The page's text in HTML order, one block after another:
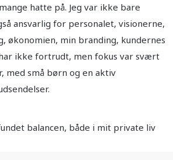
hatte på. Jeg var ikke bare
ansvarlig for personalet, visionerne,
økonomien, min branding, kundernes
ikke fortrudt, men fokus var svært
med små børn og en aktiv
balancen, både i mit private liv